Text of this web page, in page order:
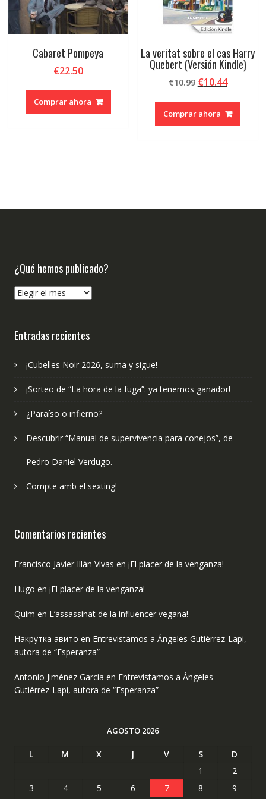
Cabaret Pompeya
€22.50
Comprar ahora
La veritat sobre el cas Harry
Quebert (Versión Kindle)
€10.99 El
original
era:
€10.44El
actual
es:
Comprar ahora
¿Qué hemos publicado?
¿Qué
Entradas recientes
¡Cubelles Noir 2026, suma y sigue!
¡Sorteo de “La hora de la fuga”: ya tenemos ganador!
¿Paraíso o infierno?
Descubrir “Manual de supervivencia para conejos”, de
Pedro Daniel Verdugo.
Compte amb el sexting!
Comentarios recientes
Francisco Javier Illán Vivas en ¡El placer de la venganza!
Hugo en ¡El placer de la venganza!
Quim en L’assassinat de la influencer vegana!
Накрутка авито en Entrevistamos a Ángeles Gutiérrez-Lapi,
autora de “Esperanza”
Antonio Jiménez García en Entrevistamos a Ángeles
Gutiérrez-Lapi, autora de “Esperanza”
AGOSTO 2026
L M X J V S
D
1
2
3
4 5 6 7 8 9